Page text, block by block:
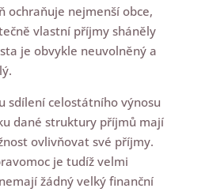
ochraňuje nejmenší obce,
vlastní příjmy sháněly
je obvykle neuvolněný a
sdílení celostátního výnosu
dané struktury příjmů mají
ovlivňovat své příjmy.
je tudíž velmi
žádný velký finanční